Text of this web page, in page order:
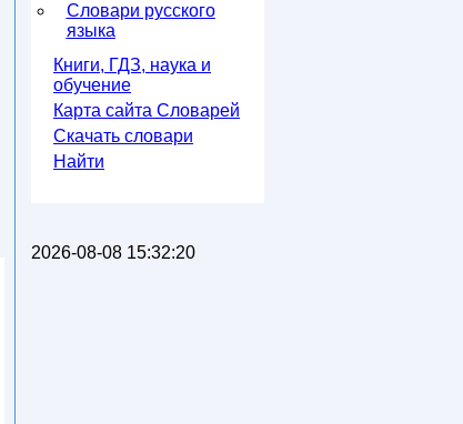
Словари русского
языка
Книги, ГДЗ, наука и
обучение
Карта сайта Словарей
Скачать словари
Найти
2026-08-08 15:32:20